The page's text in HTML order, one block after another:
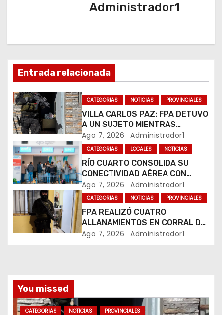
n
d
e
e
n
t
r
a
s
Administrador1
Entrada relacionada
CATEGORIAS NOTICIAS PROVINCIALES
VILLA CARLOS PAZ: FPA DETUVO
A UN SUJETO MIENTRAS
COMERCIALIZABA COCAÍNA Y
MARIHUANA EN UNA PLAZA
Ago 7, 2026 Administrador1
CATEGORIAS LOCALES NOTICIAS
RÍO CUARTO CONSOLIDA SU
CONECTIVIDAD AÉREA CON
CUATRO VUELOS SEMANALES A
BUENOS AIRES
Ago 7, 2026 Administrador1
CATEGORIAS NOTICIAS PROVINCIALES
FPA REALIZÓ CUATRO
ALLANAMIENTOS EN CORRAL DE
BUSTOS-IFFLINGER
Ago 7, 2026 Administrador1
You missed
CATEGORIAS NOTICIAS PROVINCIALES